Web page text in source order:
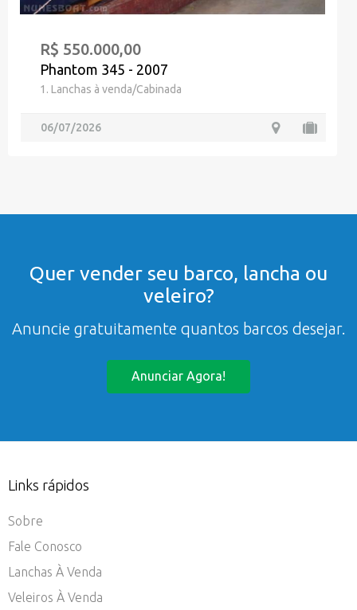
R$ 550.000,00
Phantom 345 - 2007
1. Lanchas à venda/Cabinada
06/07/2026
Quer vender seu barco, lancha ou
veleiro?
Anuncie gratuitamente quantos barcos desejar.
Anunciar Agora!
Links rápidos
Sobre
Fale Conosco
Lanchas À Venda
Veleiros À Venda